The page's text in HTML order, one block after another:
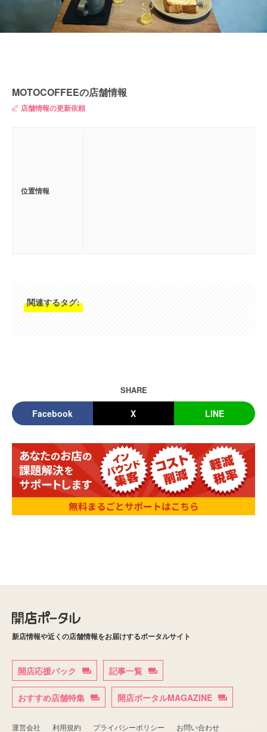
MOTOCOFFEEの店舗情報
店舗情報の更新依頼
位置情報
関連するタグ:
SHARE
Facebook X LINE
新店情報や近くの店舗情報をお届けするポータルサイト
開店応援パック 記事一覧
おすすめ店舗特集 開店ポータルMAGAZINE
運営会社 利用規約 プライバシーポリシー お問い合わせ